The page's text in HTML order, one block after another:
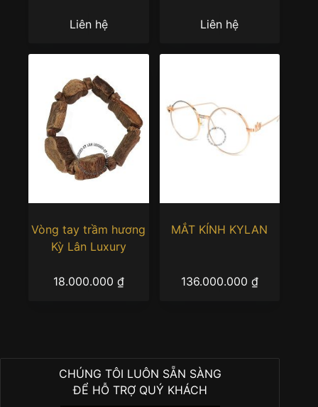
Liên hệ Liên hệ
Vòng tay trầm hương
Kỳ Lân Luxury
18.000.000 ₫
MẮT KÍNH KYLAN
136.000.000 ₫
CHÚNG TÔI LUÔN SẴN SÀNG
ĐỂ HỖ TRỢ QUÝ KHÁCH